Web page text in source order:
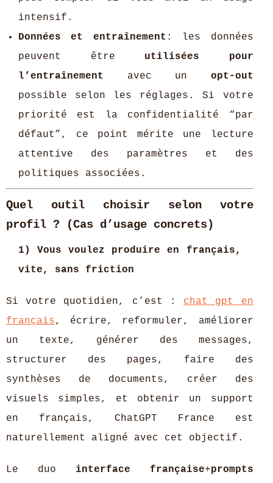
intensif.
Données et entraînement : les données
peuvent être utilisées pour
l’entraînement
avec un opt-out
possible selon les réglages. Si votre
priorité est la confidentialité “par
défaut”, ce point mérite une lecture
attentive des paramètres et des
politiques associées.
Quel outil choisir selon votre
profil ? (Cas d’usage concrets)
1) Vous voulez produire en français,
vite, sans friction
Si votre quotidien, c’est : chat gpt en
français, écrire, reformuler, améliorer
un texte, générer des messages,
structurer des pages, faire des
synthèses de documents, créer des
visuels simples, et obtenir un support
en français, ChatGPT France est
naturellement aligné avec cet objectif.
Le duo interface française+prompts